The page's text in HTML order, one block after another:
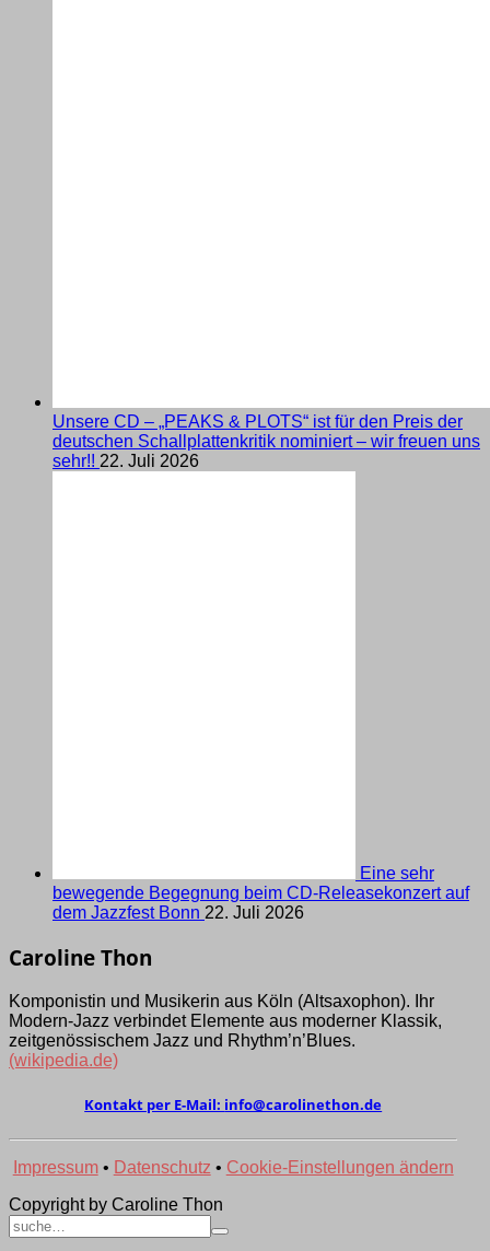
Unsere CD – „PEAKS & PLOTS“ ist für den Preis der
deutschen Schallplattenkritik nominiert – wir freuen uns
sehr!! 22. Juli 2026
Eine sehr
bewegende Begegnung beim CD-Releasekonzert auf
dem Jazzfest Bonn 22. Juli 2026
Caroline Thon
Komponistin und Musikerin aus Köln (Alt­saxo­phon). Ihr
Modern-Jazz verbindet Elemen­te aus moder­ner Klassik,
zeit­genös­sischem Jazz und Rhythm’­n’Blues.
(wikipedia.de)
Kontakt per E-Mail: ed.nohtenilorac@ofni
Impressum• Datenschutz • Cookie-Einstellungen ändern
Copyright by Caroline Thon